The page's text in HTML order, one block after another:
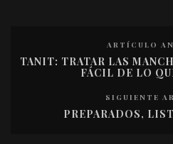
ARTÍCULO
TANIT: TRATAR LAS
FÁCIL DE LO
SIGUIENTE
PREPARADOS,